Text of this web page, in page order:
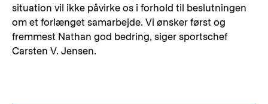
situation vil ikke påvirke os i forhold til beslutningen
om et forlænget samarbejde. Vi ønsker først og
fremmest Nathan god bedring, siger sportschef
Carsten V. Jensen.